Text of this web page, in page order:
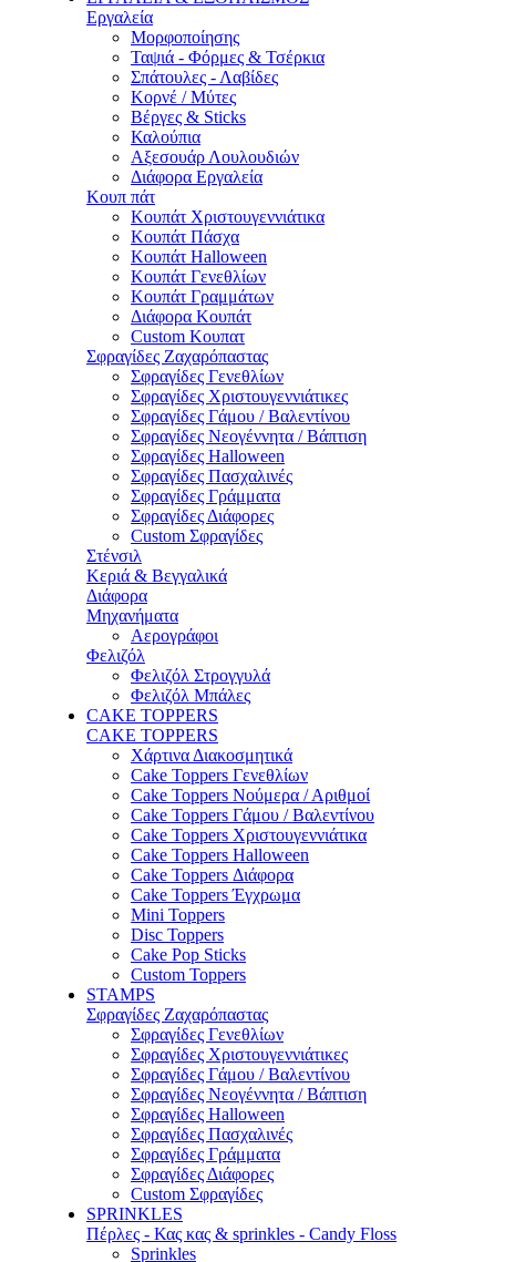
Εργαλεία
Μορφοποίησης
Ταψιά - Φόρμες & Τσέρκια
Σπάτουλες - Λαβίδες
Κορνέ / Μύτες
Βέργες & Sticks
Καλούπια
Αξεσουάρ Λουλουδιών
Διάφορα Εργαλεία
Κουπ πάτ
Κουπάτ Χριστουγεννιάτικα
Κουπάτ Πάσχα
Κουπάτ Halloween
Κουπάτ Γενεθλίων
Κουπάτ Γραμμάτων
Διάφορα Κουπάτ
Custom Κουπατ
Σφραγίδες Ζαχαρόπαστας
Σφραγίδες Γενεθλίων
Σφραγίδες Χριστουγεννιάτικες
Σφραγίδες Γάμου / Βαλεντίνου
Σφραγίδες Νεογέννητα / Βάπτιση
Σφραγίδες Halloween
Σφραγίδες Πασχαλινές
Σφραγίδες Γράμματα
Σφραγίδες Διάφορες
Custom Σφραγίδες
Στένσιλ
Κεριά & Βεγγαλικά
Διάφορα
Μηχανήματα
Αερογράφοι
Φελιζόλ
Φελιζόλ Στρογγυλά
Φελιζόλ Μπάλες
CAKE TOPPERS
CAKE TOPPERS
Χάρτινα Διακοσμητικά
Cake Toppers Γενεθλίων
Cake Toppers Νούμερα / Αριθμοί
Cake Toppers Γάμου / Βαλεντίνου
Cake Toppers Χριστουγεννιάτικα
Cake Toppers Halloween
Cake Toppers Διάφορα
Cake Toppers Έγχρωμα
Mini Toppers
Disc Toppers
Cake Pop Sticks
Custom Toppers
STAMPS
Σφραγίδες Ζαχαρόπαστας
Σφραγίδες Γενεθλίων
Σφραγίδες Χριστουγεννιάτικες
Σφραγίδες Γάμου / Βαλεντίνου
Σφραγίδες Νεογέννητα / Βάπτιση
Σφραγίδες Halloween
Σφραγίδες Πασχαλινές
Σφραγίδες Γράμματα
Σφραγίδες Διάφορες
Custom Σφραγίδες
SPRINKLES
Πέρλες - Κας κας & sprinkles - Candy Floss
Sprinkles